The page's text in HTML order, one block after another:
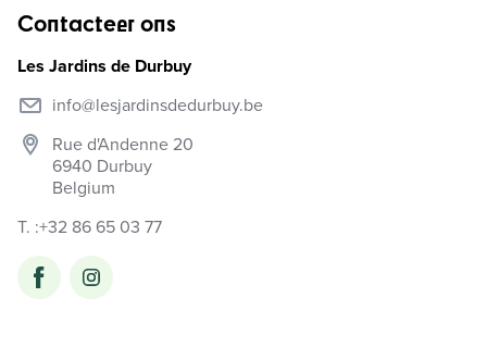
Contacteer ons
Les Jardins de Durbuy
info@lesjardinsdedurbuy.be
Rue d'Andenne 20
6940 Durbuy
Belgium
T. :+32 86 65 03 77